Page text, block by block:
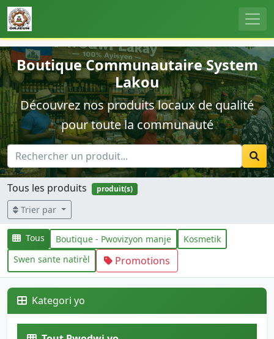
Boutique Communautaire System
Lakou
Découvrez nos produits locaux de qualité
pour toute la communauté
Tous les produits produit(s)
Trier par
Tous Boutique - Pwovizyon manje
Kosmetik
Swen sante natirèl
Promotions
Kategori yo